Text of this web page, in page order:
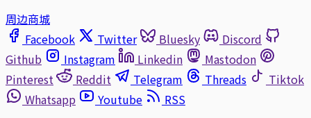
周边商城
Facebook
Twitter Bluesky
Discord
Github
Instagram Linkedin
Mastodon
Pinterest
Reddit Telegram Threads
Tiktok
Whatsapp
Youtube
RSS